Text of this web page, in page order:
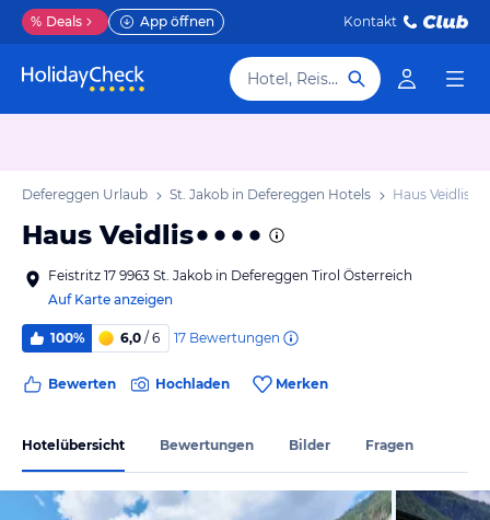
% Deals App öffnen Kontakt
Hotel, Reiseziel
in Defereggen Urlaub St. Jakob in Defereggen Hotels Haus Veidlis
Haus Veidlis
Feistritz 17 9963 St. Jakob in Defereggen Tirol Österreich
Auf Karte anzeigen
100% 6,0 / 6 17 Bewertungen
Bewerten Hochladen Merken
Hotelübersicht Bewertungen Bilder Fragen